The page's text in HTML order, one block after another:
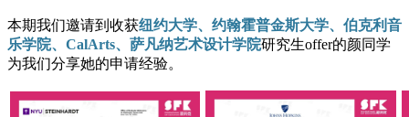
本期我们邀请到收获纽约大学、约翰霍普金斯大学、伯克利音
乐学院、CalArts、萨凡纳艺术设计学院研究生offer的颜同学
为我们分享她的申请经验。